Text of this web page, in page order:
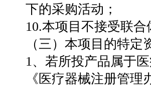
下的采购活动；
10.本项目不接受联
（三）本项目的特
1、若所投产品属于
《医疗器械注册管